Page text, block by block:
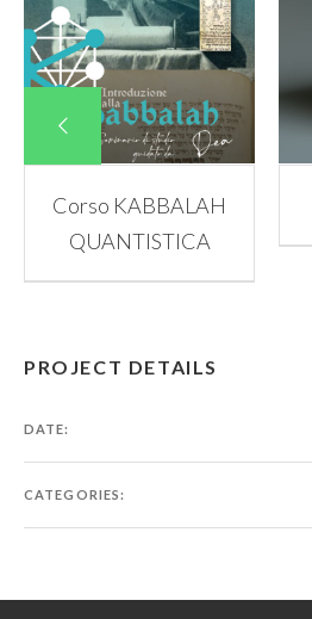
Corso KABBALAH
QUANTISTICA
PROJECT DETAILS
DATE:
CATEGORIES: